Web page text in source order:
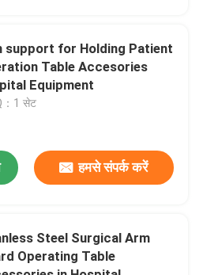
सिस्टम
support for Holding Patient
Table Accesories
Equipment
：1 सेट
हमसे संपर्क करें
Steel Surgical Arm
Operating Table